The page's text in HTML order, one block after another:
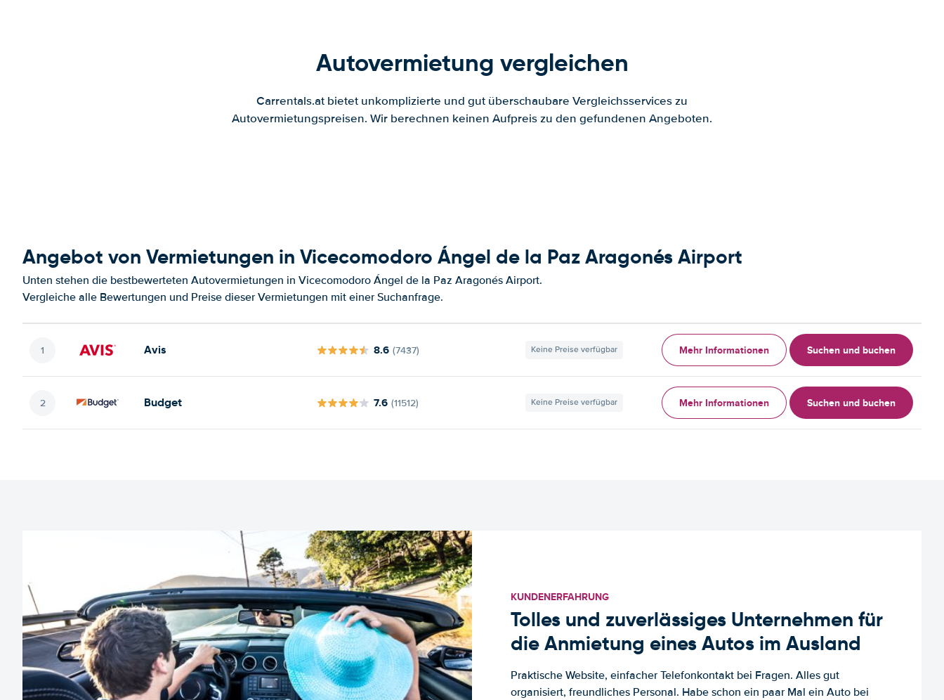
Autovermietung vergleichen
Carrentals.at bietet unkomplizierte und gut überschaubare Vergleichsservices zu
Autovermietungspreisen. Wir berechnen keinen Aufpreis zu den gefundenen Angeboten.
Angebot von Vermietungen in Vicecomodoro Ángel de la Paz Aragonés Airport
Unten stehen die bestbewerteten Autovermietungen in Vicecomodoro Ángel de la Paz Aragonés Airport.
Vergleiche alle Bewertungen und Preise dieser Vermietungen mit einer Suchanfrage.
Avis 8.6 (7437) Keine Preise verfügbar Mehr Informationen Suchen und buchen
Budget 7.6 (11512) Keine Preise verfügbar Mehr Informationen Suchen und buchen
KUNDENERFAHRUNG
Tolles und zuverlässiges Unternehmen für
die Anmietung eines Autos im Ausland
Praktische Website, einfacher Telefonkontakt bei Fragen. Alles gut
organisiert, freundliches Personal. Habe schon ein paar Mal ein Auto bei